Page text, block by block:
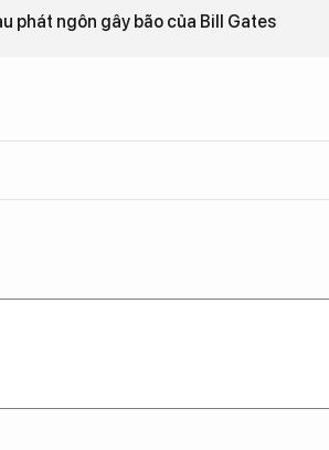
phát ngôn gây bão của Bill Gates